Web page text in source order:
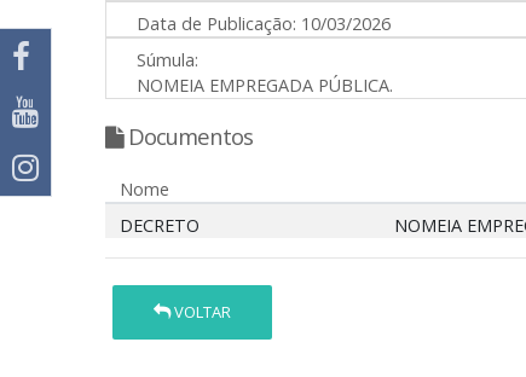
Data de Publicação: 10/03/2026
Súmula:
NOMEIA EMPREGADA PÚBLICA.
Documentos
Nome
DECRETO
NOMEIA
VOLTAR